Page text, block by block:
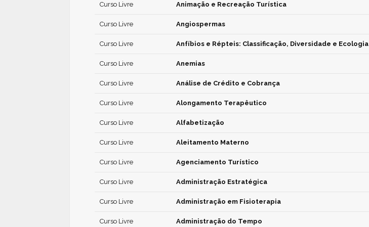
Curso Livre Animação e Recreação Turística
Curso Livre Angiospermas
Curso Livre Anfíbios e Répteis: Classificação, Diversidade e Ecologia
Curso Livre Anemias
Curso Livre Análise de Crédito e Cobrança
Curso Livre Alongamento Terapêutico
Curso Livre Alfabetização
Curso Livre Aleitamento Materno
Curso Livre Agenciamento Turístico
Curso Livre Administração Estratégica
Curso Livre Administração em Fisioterapia
Curso Livre Administração do Tempo